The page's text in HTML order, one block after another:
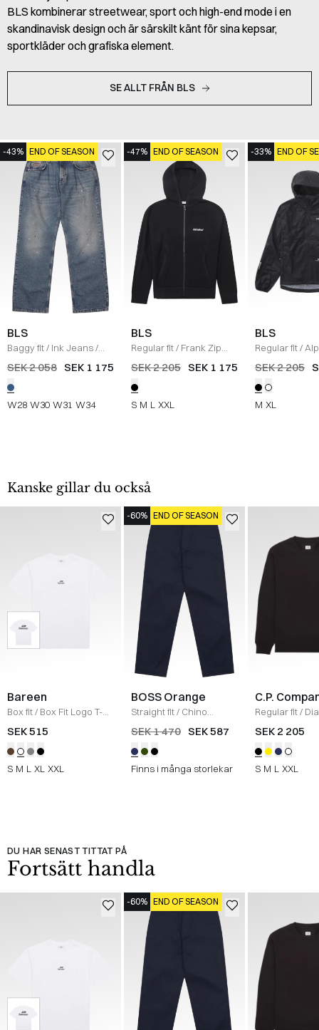
BLS kombinerar streetwear, sport och high-end mode i en
skandinavisk design och är särskilt känt för sina kepsar,
sportkläder och grafiska element.
SE ALLT FRÅN BLS
-43% END OF SEASON
BLS
Baggy fit/ Ink Jeans/
WASHED BLUE
SEK 2 058 SEK 1 175
W28 W30 W31 W34
-47% END OF SEASON
BLS
Regular fit/ Frank Zip
Knit / SORT
SEK 2 205 SEK 1 175
S M L XXL
-33% END OF
BLS
Regular fit/
Windbreaker
/
SEK 2 205
M XL
Kanske gillar du också
Bareen
Box fit/ Box Fit Logo T-
shirt /WHITE
SEK 515
S M L XL XXL
-60% END OF SEASON
BOSS Orange
Straight fit/ Chino
Straight
NAVY
SEK 1 470 SEK 587
Finns i många storlekar
C.P.
Regular fit/
Raised
SEK 2 205
S M L XXL
DU HAR SENAST TITTAT PÅ
Fortsätt handla
-60% END OF SEASON